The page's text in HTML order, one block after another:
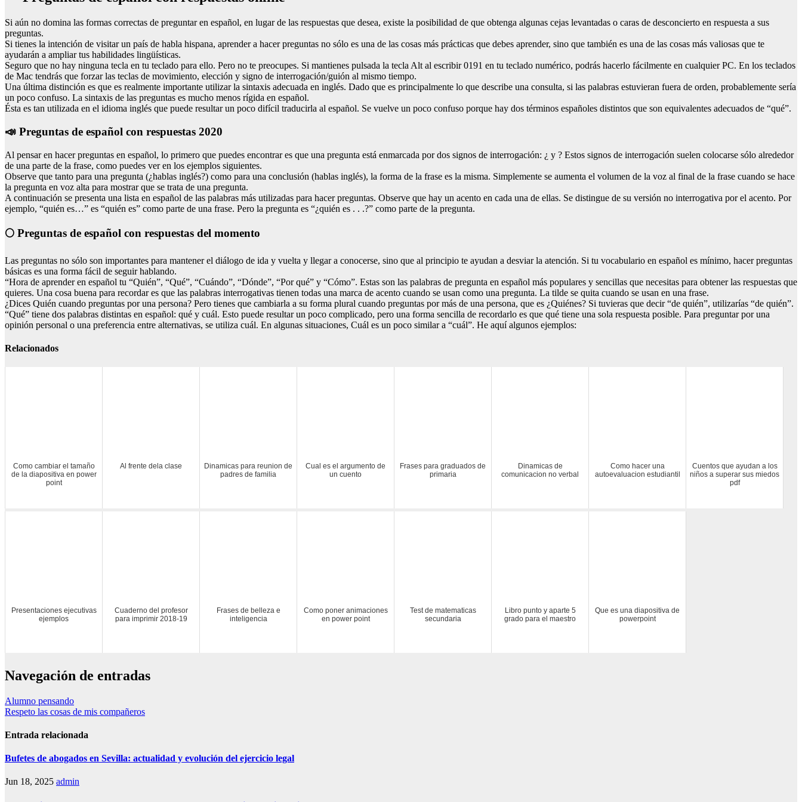
Si aún no domina las formas correctas de preguntar en español, en lugar de las respuestas que desea, existe la posibilidad de que obtenga algunas cejas levantadas o caras de desconcierto en respuesta a sus
preguntas.
Si tienes la intención de visitar un país de habla hispana, aprender a hacer preguntas no sólo es una de las cosas más prácticas que debes aprender, sino que también es una de las cosas más valiosas que te
ayudarán a ampliar tus habilidades lingüísticas.
Seguro que no hay ninguna tecla en tu teclado para ello. Pero no te preocupes. Si mantienes pulsada la tecla Alt al escribir 0191 en tu teclado numérico, podrás hacerlo fácilmente en cualquier PC. En los teclados
de Mac tendrás que forzar las teclas de movimiento, elección y signo de interrogación/guión al mismo tiempo.
Una última distinción es que es realmente importante utilizar la sintaxis adecuada en inglés. Dado que es principalmente lo que describe una consulta, si las palabras estuvieran fuera de orden, probablemente sería
un poco confuso. La sintaxis de las preguntas es mucho menos rígida en español.
Ésta es tan utilizada en el idioma inglés que puede resultar un poco difícil traducirla al español. Se vuelve un poco confuso porque hay dos términos españoles distintos que son equivalentes adecuados de “qué”.
📣 Preguntas de español con respuestas 2020
Al pensar en hacer preguntas en español, lo primero que puedes encontrar es que una pregunta está enmarcada por dos signos de interrogación: ¿ y ? Estos signos de interrogación suelen colocarse sólo alrededor
de una parte de la frase, como puedes ver en los ejemplos siguientes.
Observe que tanto para una pregunta (¿hablas inglés?) como para una conclusión (hablas inglés), la forma de la frase es la misma. Simplemente se aumenta el volumen de la voz al final de la frase cuando se hace
la pregunta en voz alta para mostrar que se trata de una pregunta.
A continuación se presenta una lista en español de las palabras más utilizadas para hacer preguntas. Observe que hay un acento en cada una de ellas. Se distingue de su versión no interrogativa por el acento. Por
ejemplo, “quién es…” es “quién es” como parte de una frase. Pero la pregunta es “¿quién es . . .?” como parte de la pregunta.
🌕 Preguntas de español con respuestas del momento
Las preguntas no sólo son importantes para mantener el diálogo de ida y vuelta y llegar a conocerse, sino que al principio te ayudan a desviar la atención. Si tu vocabulario en español es mínimo, hacer preguntas
básicas es una forma fácil de seguir hablando.
“Hora de aprender en español tu “Quién”, “Qué”, “Cuándo”, “Dónde”, “Por qué” y “Cómo”. Estas son las palabras de pregunta en español más populares y sencillas que necesitas para obtener las respuestas que
quieres. Una cosa buena para recordar es que las palabras interrogativas tienen todas una marca de acento cuando se usan como una pregunta. La tilde se quita cuando se usan en una frase.
¿Dices Quién cuando preguntas por una persona? Pero tienes que cambiarla a su forma plural cuando preguntas por más de una persona, que es ¿Quiénes? Si tuvieras que decir “de quién”, utilizarías “de quién”.
“Qué” tiene dos palabras distintas en español: qué y cuál. Esto puede resultar un poco complicado, pero una forma sencilla de recordarlo es que qué tiene una sola respuesta posible. Para preguntar por una
opinión personal o una preferencia entre alternativas, se utiliza cuál. En algunas situaciones, Cuál es un poco similar a “cuál”. He aquí algunos ejemplos:
Relacionados
Como cambiar el tamaño
de la diapositiva en power
point
Al frente dela clase
Dinamicas para reunion de
padres de familia
Cual es el argumento de
un cuento
Frases para graduados de
primaria
Dinamicas de
comunicacion no verbal
Como hacer una
autoevaluacion estudiantil
Cuentos que ayudan a los
niños a superar sus miedos
pdf
Presentaciones ejecutivas
ejemplos
Cuaderno del profesor
para imprimir 2018-19
Frases de belleza e
inteligencia
Como poner animaciones
en power point
Test de matematicas
secundaria
Libro punto y aparte 5
grado para el maestro
Que es una diapositiva de
powerpoint
Navegación de entradas
Alumno pensando
Respeto las cosas de mis compañeros
Entrada relacionada
Bufetes de abogados en Sevilla: actualidad y evolución del ejercicio legal
Jun 18, 2025 admin